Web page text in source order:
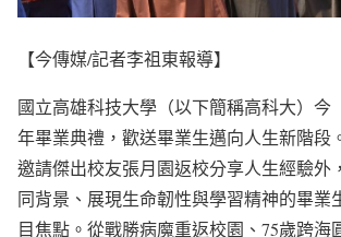
【今傳媒/記者李祖東報導】
國立高雄科技大學（以下簡稱高科大）今
年畢業典禮，歡送畢業生邁向人生新階段
邀請傑出校友張月園返校分享人生經驗外
同背景、展現生命韌性與學習精神的畢業
目焦點。從戰勝病魔重返校園、75歲跨海